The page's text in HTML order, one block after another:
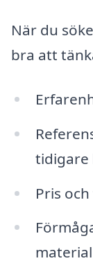
När du
bra att
tidigare
Pris